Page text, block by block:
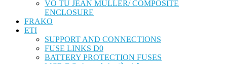
VỎ TỦ JEAN MÜLLER/ COMPOSITE
ENCLOSURE
FRAKO
ETI
SUPPORT AND CONNECTIONS
FUSE LINKS D0
BATTERY PROTECTION FUSES